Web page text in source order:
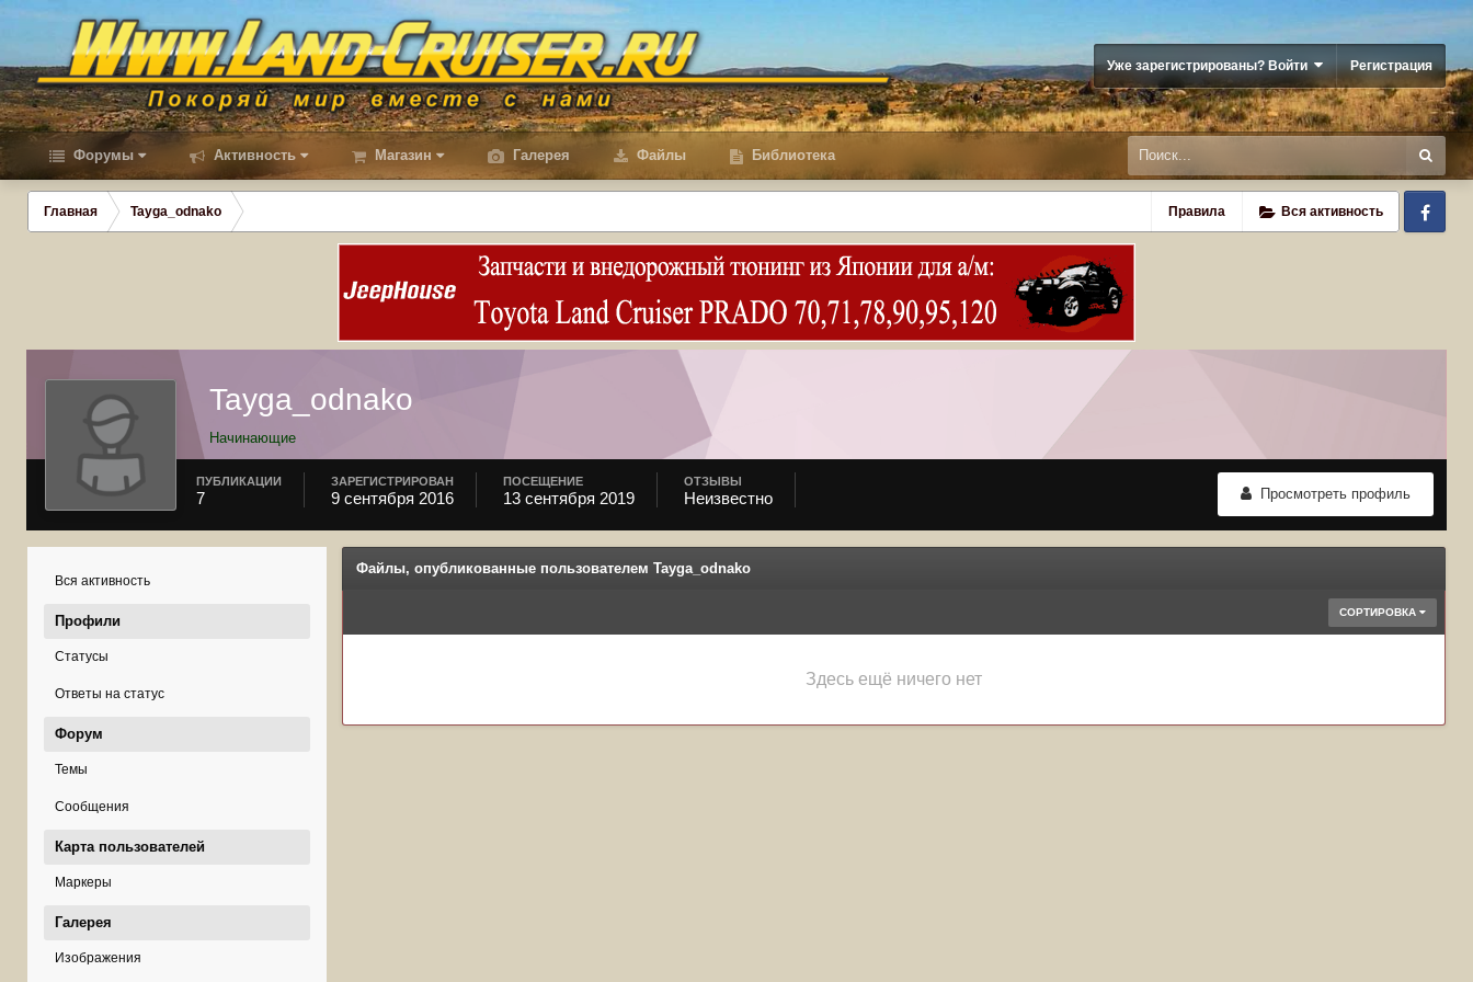
Уже зарегистрированы? Войти Регистрация
Форумы Активность Магазин Галерея Файлы Библиотека
Правила Вся активность
Главная Tayga_odnako
Tayga_odnako
Начинающие
Просмотреть профиль
ПУБЛИКАЦИИ
7
ЗАРЕГИСТРИРОВАН
9 сентября 2016
ПОСЕЩЕНИЕ
13 сентября 2019
ОТЗЫВЫ
Неизвестно
Вся активность
Профили
Статусы
Ответы на статус
Форум
Темы
Сообщения
Карта пользователей
Маркеры
Галерея
Изображения
Файлы, опубликованные пользователем Tayga_odnako
СОРТИРОВКА
Здесь ещё ничего нет